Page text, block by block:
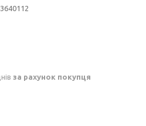
за рахунок покупця